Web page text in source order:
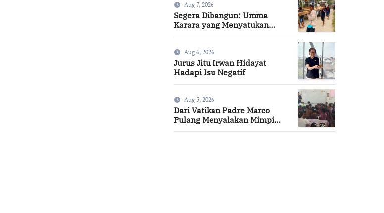
Aug 7, 2026
Segera Dibangun: Umma
Karara yang Menyatukan
Aug 6, 2026
Jurus Jitu Irwan Hidayat
Hadapi Isu Negatif
Aug 5, 2026
Dari Vatikan Padre Marco
Pulang Menyalakan Mimpi